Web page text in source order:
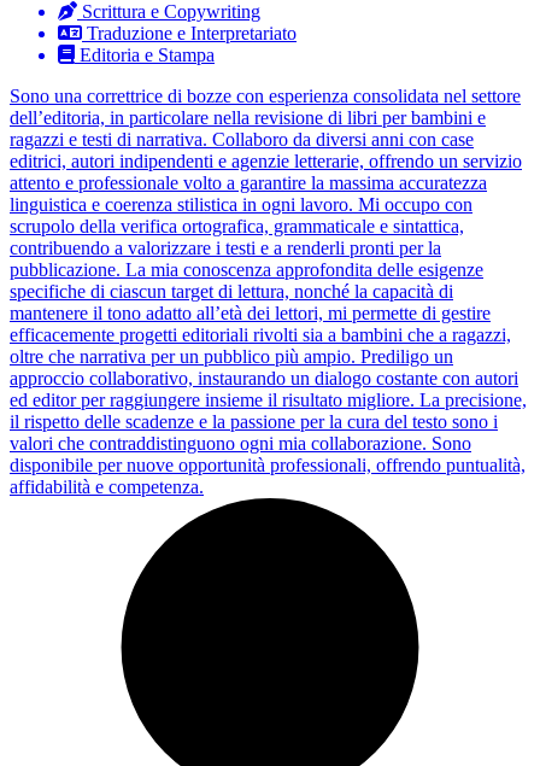
Scrittura e Copywriting
Traduzione e Interpretariato
Editoria e Stampa
Sono una correttrice di bozze con esperienza consolidata nel settore
dell’editoria, in particolare nella revisione di libri per bambini e
ragazzi e testi di narrativa. Collaboro da diversi anni con case
editrici, autori indipendenti e agenzie letterarie, offrendo un servizio
attento e professionale volto a garantire la massima accuratezza
linguistica e coerenza stilistica in ogni lavoro. Mi occupo con
scrupolo della verifica ortografica, grammaticale e sintattica,
contribuendo a valorizzare i testi e a renderli pronti per la
pubblicazione. La mia conoscenza approfondita delle esigenze
specifiche di ciascun target di lettura, nonché la capacità di
mantenere il tono adatto all’età dei lettori, mi permette di gestire
efficacemente progetti editoriali rivolti sia a bambini che a ragazzi,
oltre che narrativa per un pubblico più ampio. Prediligo un
approccio collaborativo, instaurando un dialogo costante con autori
ed editor per raggiungere insieme il risultato migliore. La precisione,
il rispetto delle scadenze e la passione per la cura del testo sono i
valori che contraddistinguono ogni mia collaborazione. Sono
disponibile per nuove opportunità professionali, offrendo puntualità,
affidabilità e competenza.